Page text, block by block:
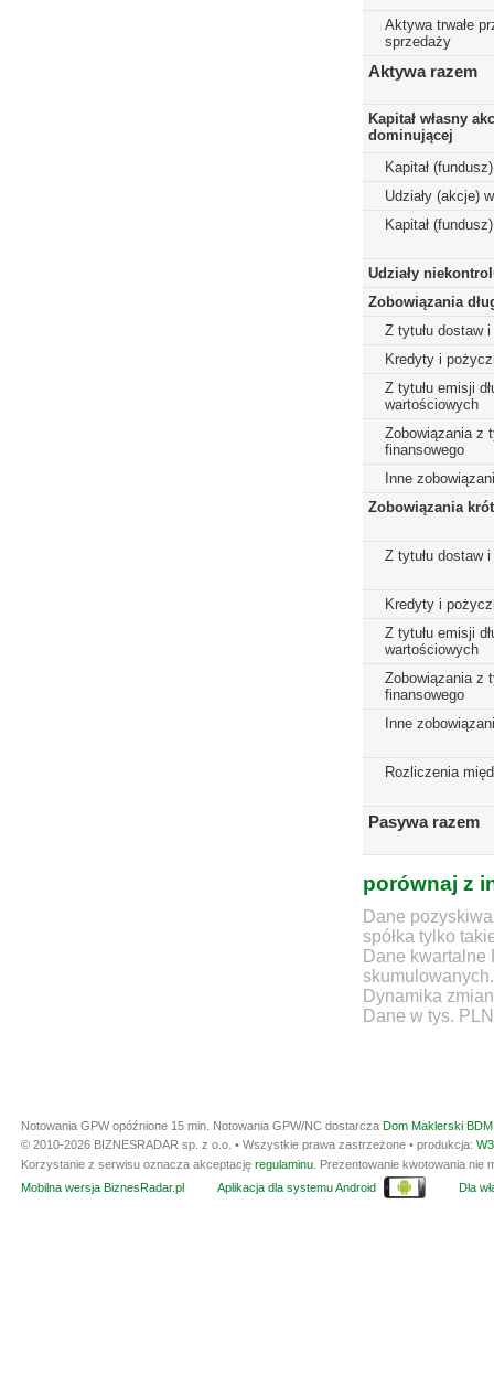
Aktywa trwałe
sprzedaży
Aktywa razem
Kapitał własny
dominującej
Kapitał
Udziały (akcje)
Kapitał
Udziały
Zobowiązania
Z tytułu dostaw i
Kredyty i
Z tytułu emisji
wartościowych
Zobowiązania z
finansowego
Inne
Zobowiązania
Z tytułu dostaw i
Kredyty i
Z tytułu emisji
wartościowych
Zobowiązania z
finansowego
Inne
Rozliczenia
Pasywa razem
porównaj z
Dane
spółka tylko
Dane
skumulowanych.
Dynamika
Dane w tys. PLN
Notowania GPW opóźnione 15 min. Notowania GPW/NC dostarcza Dom Maklerski
© 2010-2026 BIZNESRADAR sp. z o.o. • Wszystkie prawa zastrzeżone • produkcja:
Korzystanie z serwisu oznacza akceptację regulaminu . Prezentowanie kwotowania
Mobilna wersja BiznesRadar.pl
Aplikacja dla systemu Android Dla